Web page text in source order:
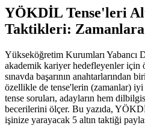
YÖKDİL Tense'leri
Taktikleri:
Yükseköğretim Kurumları Yabancı
akademik kariyer hedefleyenler için
sınavda başarının anahtarlarından
özellikle de tense'lerin (zamanlar) iyi
tense soruları, adayların hem
becerilerini ölçer. Bu yazıda,
işinize yarayacak 5 altın taktiği